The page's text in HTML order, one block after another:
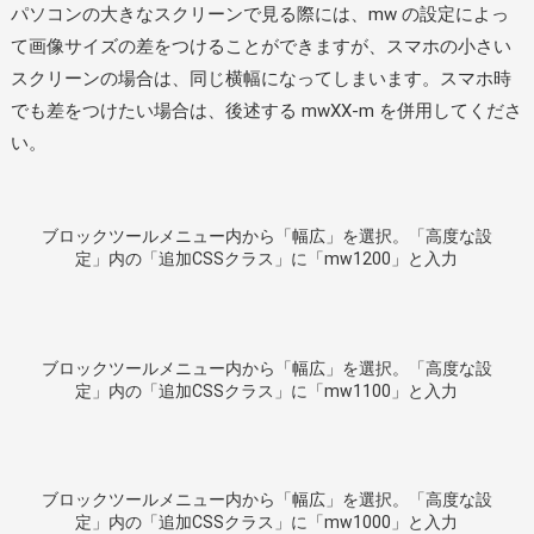
パソコンの大きなスクリーンで見る際には、mw の設定によっ
て画像サイズの差をつけることができますが、スマホの小さい
スクリーンの場合は、同じ横幅になってしまいます。スマホ時
でも差をつけたい場合は、後述する mwXX-m を併用してくださ
い。
ブロックツールメニュー内から「幅広」を選択。「高度な設
定」内の「追加CSSクラス」に「mw1200」と入力
ブロックツールメニュー内から「幅広」を選択。「高度な設
定」内の「追加CSSクラス」に「mw1100」と入力
ブロックツールメニュー内から「幅広」を選択。「高度な設
定」内の「追加CSSクラス」に「mw1000」と入力